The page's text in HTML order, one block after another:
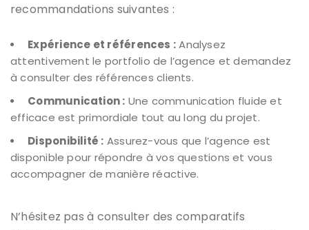
recommandations suivantes :
Expérience et références :Analysez
attentivement le portfolio de l’agence et demandez
à consulter des références clients.
Communication : Une communication fluide et
efficace est primordiale tout au long du projet.
Disponibilité : Assurez-vous que l’agence est
disponible pour répondre à vos questions et vous
accompagner de manière réactive.
N’hésitez pas à consulter des comparatifs